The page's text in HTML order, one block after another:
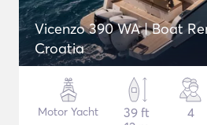
Vicenzo 390 WA | Boat
Croatia
Motor Yacht
39 ft
4